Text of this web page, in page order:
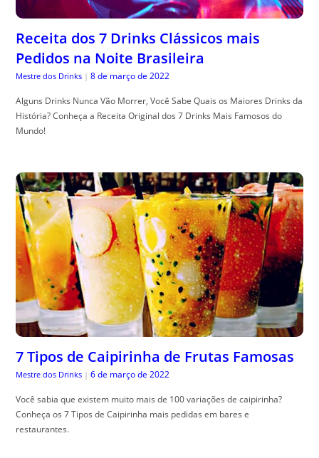
Receita dos 7 Drinks Clássicos mais
Pedidos na Noite Brasileira
Mestre dos Drinks | 8 de março de 2022
Alguns Drinks Nunca Vão Morrer, Você Sabe Quais os Maiores Drinks da
História? Conheça a Receita Original dos 7 Drinks Mais Famosos do
Mundo!
7 Tipos de Caipirinha de Frutas Famosas
Mestre dos Drinks | 6 de março de 2022
Você sabia que existem muito mais de 100 variações de caipirinha?
Conheça os 7 Tipos de Caipirinha mais pedidas em bares e
restaurantes.